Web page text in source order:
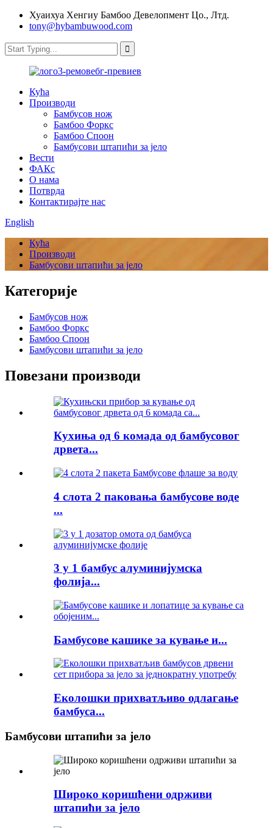
Хуаихуа Хенгиу Бамбоо Девелопмент Цо., Лтд.
tony@hybambuwood.com
Кућа
Производи
Бамбусов нож
Бамбоо Форкс
Бамбоо Споон
Бамбусови штапићи за јело
Вести
ФАКс
О нама
Потврда
Контактирајте нас
English
Кућа
Производи
Бамбусови штапићи за јело
Категорије
Бамбусов нож
Бамбоо Форкс
Бамбоо Споон
Бамбусови штапићи за јело
Повезани производи
Кухиња од 6 комада од бамбусовог
дрвета...
4 слота 2 паковања бамбусове воде
...
3 у 1 бамбус алуминијумска
фолија...
Бамбусове кашике за кување и...
Еколошки прихватљиво одлагање
бамбуса...
Бамбусови штапићи за јело
Широко коришћени одрживи
штапићи за јело